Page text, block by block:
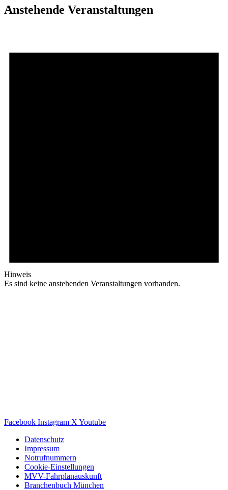
Anstehende Veranstaltungen
Hinweis
Es sind keine anstehenden Veranstaltungen vorhanden.
Facebook Instagram X Youtube
Datenschutz
Impressum
Notrufnummern
Cookie-Einstellungen
MVV-Fahrplanauskunft
Branchenbuch München